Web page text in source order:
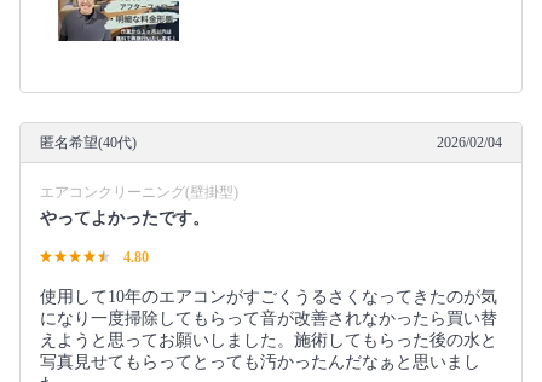
匿名希望(40代) 2026/02/04
エアコンクリーニング(壁掛型)
やってよかったです。
4.80
使用して10年のエアコンがすごくうるさくなってきたのが気
になり一度掃除してもらって音が改善されなかったら買い替
えようと思ってお願いしました。施術してもらった後の水と
写真見せてもらってとっても汚かったんだなぁと思いまし